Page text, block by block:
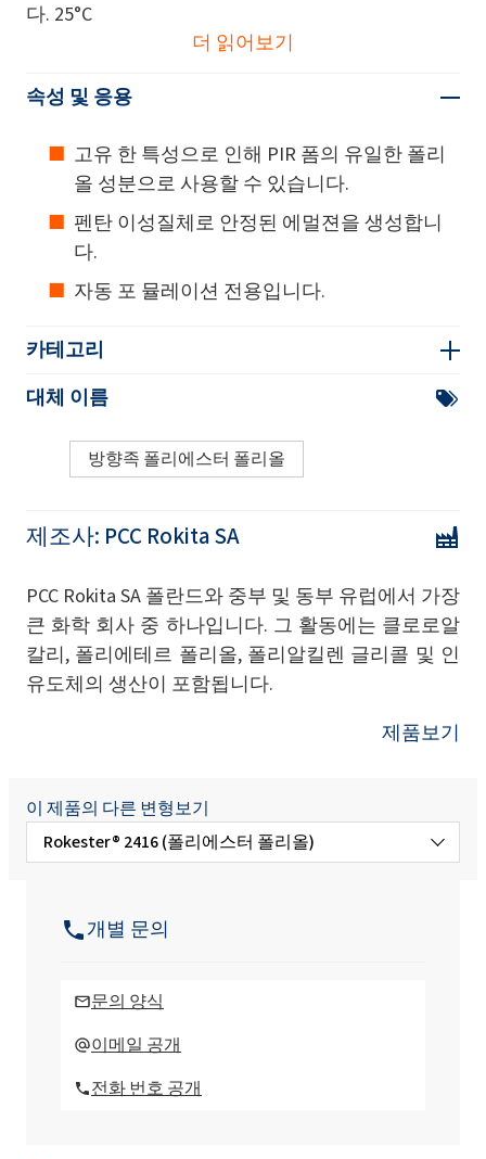
다. 25°C
더 읽어보기
속성 및 응용
고유 한 특성으로 인해 PIR 폼의 유일한 폴리
올 성분으로 사용할 수 있습니다.
펜탄 이성질체로 안정된 에멀젼을 생성합니
다.
자동 포 뮬레이션 전용입니다.
카테고리
대체 이름
방향족 폴리에스터 폴리올
제조사: PCC Rokita SA
PCC Rokita SA 폴란드와 중부 및 동부 유럽에서 가장
큰 화학 회사 중 하나입니다. 그 활동에는 클로로알
칼리, 폴리에테르 폴리올, 폴리알킬렌 글리콜 및 인
유도체의 생산이 포함됩니다.
제품보기
이 제품의 다른 변형보기
Rokester® 2416 (폴리에스터 폴리올)
Rokester®2421 (폴리에스터 폴리올)
개별 문의
문의 양식
이메일 공개
전화 번호 공개